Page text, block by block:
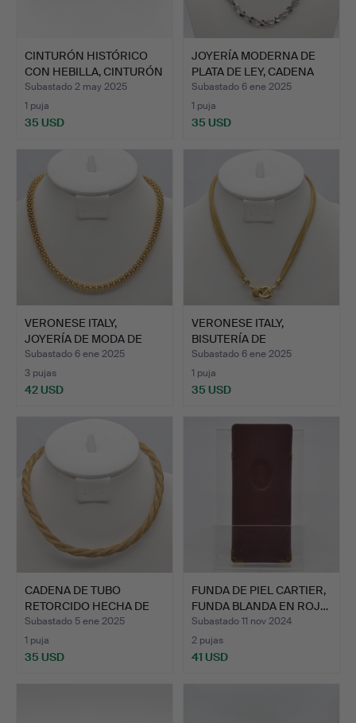
CINTURÓN HISTÓRICO
CON HEBILLA, CINTURÓN
D…
Subastado 2 may 2025
1 puja
35 USD
JOYERÍA MODERNA DE
PLATA DE LEY, CADENA
DE…
Subastado 6 ene 2025
1 puja
35 USD
VERONESE ITALY,
JOYERÍA DE MODA DE
DISEÑO …
Subastado 6 ene 2025
3 pujas
42 USD
VERONESE ITALY,
BISUTERÍA DE
DISEÑADOR, PL…
Subastado 6 ene 2025
1 puja
35 USD
CADENA DE TUBO
RETORCIDO HECHA DE
TRES HIL…
Subastado 5 ene 2025
1 puja
35 USD
FUNDA DE PIEL CARTIER,
FUNDA BLANDA EN ROJ…
Subastado 11 nov 2024
2 pujas
41 USD